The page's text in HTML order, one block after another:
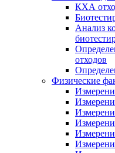
КХА
Анализ
отходов
Физические